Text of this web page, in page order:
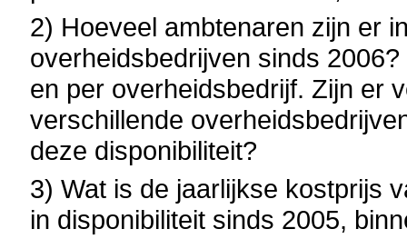
2) Hoeveel ambtenaren zijn er
overheidsbedrijven sinds
en per overheidsbedrijf. Zijn er
verschillende
deze disponibiliteit?
3) Wat is de jaarlijkse kostprijs
in disponibiliteit sinds 2005,